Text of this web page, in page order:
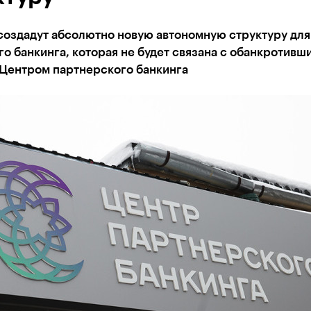
абсолютно новую автономную структуру для
банкинга, которая не будет связана с
партнерского банкинга